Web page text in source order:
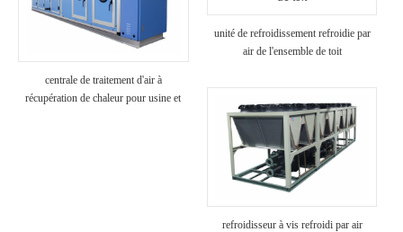
centrale de traitement d'air à
récupération de chaleur pour usine et
unité de refroidissement refroidie par
air de l'ensemble de toit
refroidisseur à vis refroidi par air